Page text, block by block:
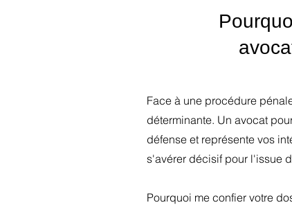
Face à une procédure
déterminante. Un avocat
défense et représente vos
s'avérer décisif pour l'issue
Pourquoi me confier votre